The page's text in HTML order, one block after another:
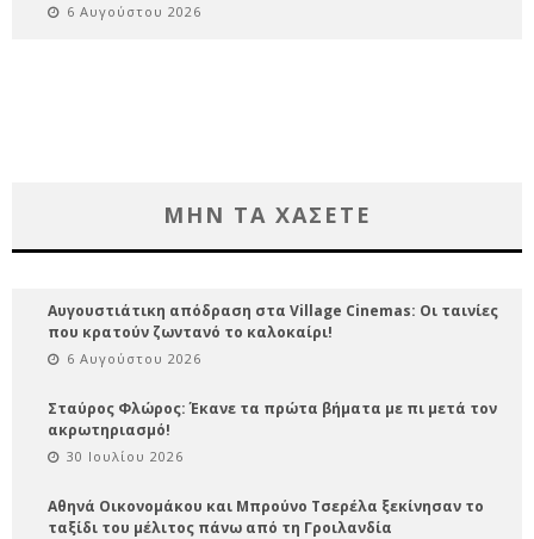
6 Αυγούστου 2026
ΜΗΝ ΤΑ ΧΑΣΕΤΕ
Αυγουστιάτικη απόδραση στα Village Cinemas: Οι ταινίες
που κρατούν ζωντανό το καλοκαίρι!
6 Αυγούστου 2026
Σταύρος Φλώρος: Έκανε τα πρώτα βήματα με πι μετά τον
ακρωτηριασμό!
30 Ιουλίου 2026
Αθηνά Οικονομάκου και Μπρούνο Τσερέλα ξεκίνησαν το
ταξίδι του μέλιτος πάνω από τη Γροιλανδία